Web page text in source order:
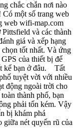
chắc chắn nơi nào
một số trang web
web wifi-map.com
và các thành
giá và xếp hạng
tốt nhất. Và ứng
của thiết bị để
kể bạn ở đâu. Tất
tuyệt vời với nhiều
động ngoài trời cho
thành phố, bạn
phải tốn kém. Vậy
bị khám phá
giữa nét quyến rũ của